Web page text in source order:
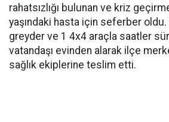
rahatsızlığı bulunan ve kriz
yaşındaki hasta için seferber oldu.
greyder ve 1 4x4 araçla saatler
vatandaşı evinden alarak ilçe
sağlık ekiplerine teslim etti.